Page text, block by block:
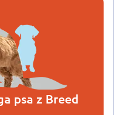
psa z Breed